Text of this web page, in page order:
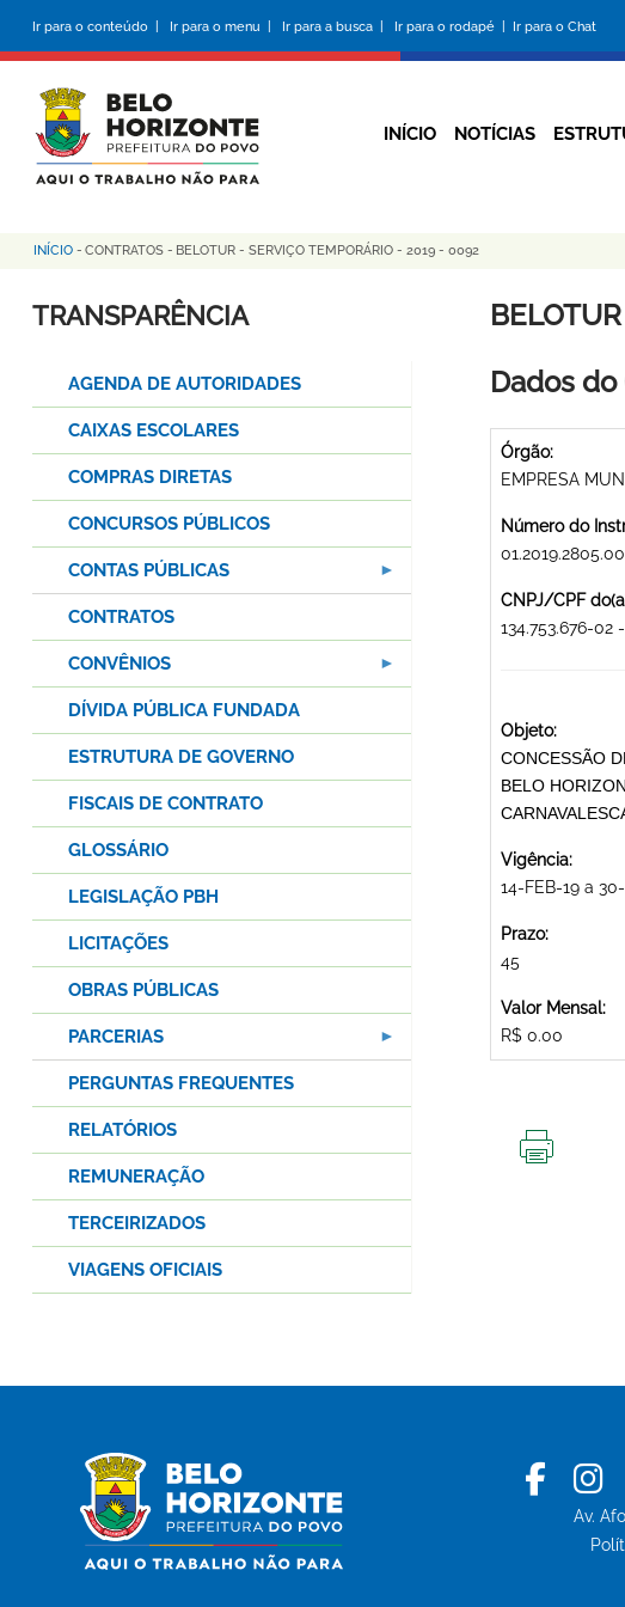
conteúdo
principal
Ir para o conteúdo | Ir para o menu | Ir para a busca | Ir para o rodapé | Ir para o Chat
INÍCIO NOTÍCIAS
Trilha
de
INÍCIO - CONTRATOS - BELOTUR - SERVIÇO TEMPORÁRIO - 2019 - 0092
Dados
Órgão:
EMPRESA
Número do
CNPJ/CPF
134.753.676-02
Objeto:
CONCESSÃO
BELO
Vigência:
14-FEB-19 a
Prazo:
45
Valor Mensal:
R$ 0.00
TRANSPARÊNCIA
AGENDA DE AUTORIDADES
CAIXAS ESCOLARES
COMPRAS DIRETAS
CONCURSOS PÚBLICOS
CONTAS PÚBLICAS
CONTRATOS
CONVÊNIOS
DÍVIDA PÚBLICA FUNDADA
ESTRUTURA DE GOVERNO
FISCAIS DE CONTRATO
GLOSSÁRIO
LEGISLAÇÃO PBH
LICITAÇÕES
OBRAS PÚBLICAS
PARCERIAS
PERGUNTAS FREQUENTES
RELATÓRIOS
REMUNERAÇÃO
TERCEIRIZADOS
VIAGENS OFICIAIS
Av.